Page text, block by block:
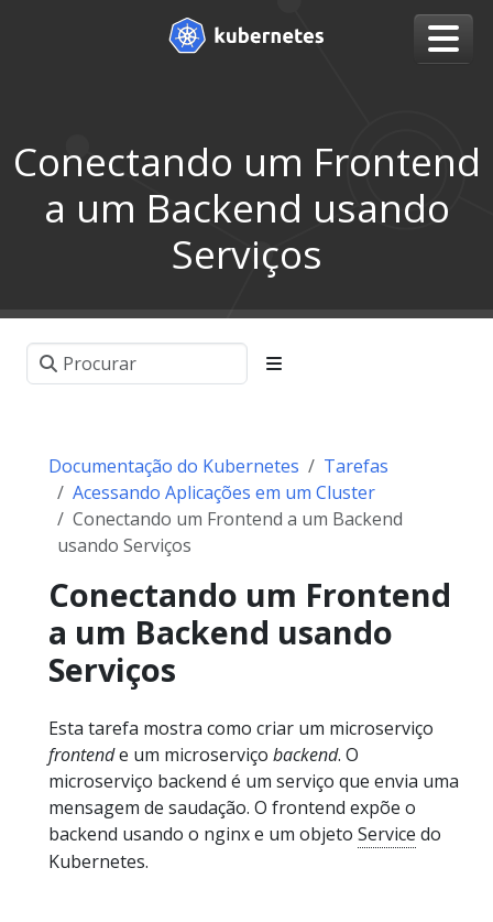
Conectando um Frontend
a um Backend usando
Serviços
Documentação do Kubernetes
Tarefas
Acessando Aplicações em um Cluster
Conectando um Frontend a um Backend
usando Serviços
Conectando um Frontend
a um Backend usando
Serviços
Esta tarefa mostra como criar um microserviço
frontende um microserviço backend. O
microserviço backend é um serviço que envia uma
mensagem de saudação. O frontend expõe o
backend usando o nginx e um objeto Service do
Kubernetes.